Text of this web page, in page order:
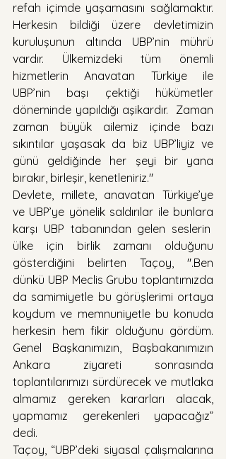
refah içimde yaşamasını sağlamaktır.
Herkesin bildiği üzere devletimizin
kuruluşunun altında UBP’nin mührü
vardır. Ülkemizdeki tüm önemli
hizmetlerin Anavatan Türkiye ile
UBP’nin başı çektiği hükümetler
döneminde yapıldığı aşikardır.  Zaman
zaman büyük ailemiz içinde bazı
sıkıntılar yaşasak da biz UBP’liyiz ve
günü geldiğinde her şeyi bir yana
bırakır, birleşir, kenetleniriz."
Devlete, millete, anavatan Türkiye’ye
ve UBP’ye yönelik saldırılar ile bunlara
karşı UBP tabanından gelen seslerin
ülke için birlik zamanı olduğunu
gösterdiğini belirten Taçoy, ".Ben
dünkü UBP Meclis Grubu toplantımızda
da samimiyetle bu görüşlerimi ortaya
koydum ve memnuniyetle bu konuda
herkesin hem fikir olduğunu gördüm.
Genel Başkanımızın, Başbakanımızın
Ankara ziyareti sonrasında
toplantılarımızı sürdürecek ve mutlaka
almamız gereken kararları alacak,
yapmamız gerekenleri yapacağız”
dedi.
Taçoy, “UBP’deki siyasal çalışmalarına